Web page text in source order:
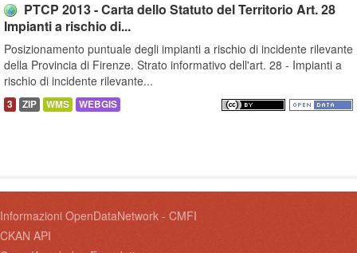
PTCP 2013 - Carta dello Statuto del Territorio Art. 28
Impianti a rischio di...
Posizionamento puntuale degli impianti a rischio di incidente rilevante
della Provincia di Firenze. Strato informativo dell'art. 28 - Impianti a
rischio di incidente rilevante...
3 ZIP WMS WEBGIS
Informazioni OpenDataNetwork - CMFI
CKAN API